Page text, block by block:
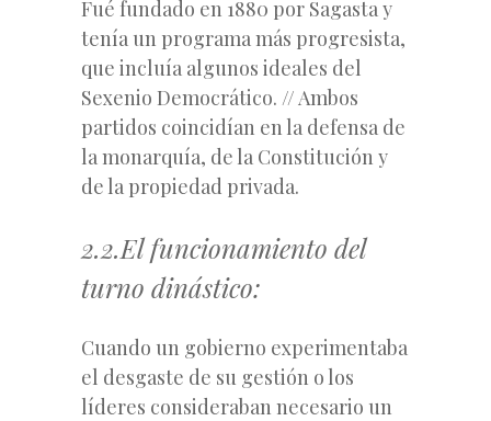
Fué fundado en 1880 por Sagastay
tenía un programa más progresista,
que incluía algunos ideales del
Sexenio Democrático. // Ambos
partidos coincidían en la defensa de
la monarquía, de la Constitución y
de la propiedad privada.
2.2.El funcionamiento del
turno dinástico:
Cuando un gobierno experimentaba
el desgaste de su gestión o los
líderes consideraban necesario un